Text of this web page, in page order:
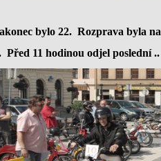
bylo 22. Rozprava byla na
11 hodinou odjel poslední ..